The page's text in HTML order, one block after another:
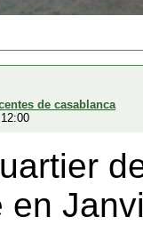
de casablanca
en